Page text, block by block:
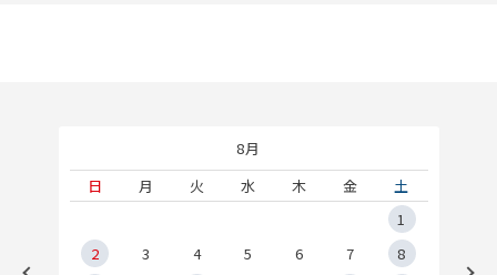
8月
日
月 火 水 木 金
土
1
2
3 4 5 6 7
8